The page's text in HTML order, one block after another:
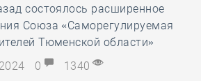
состоялось расширенное
Союза «Саморегулируемая
Тюменской области»
0 1340